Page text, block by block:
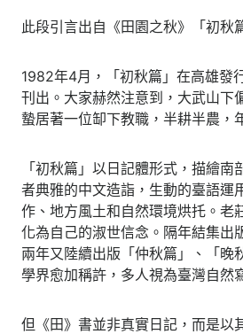
此段引言出自《田園之秋》「初秋
1982年4月，「初秋篇」在高雄發
刊出。大家赫然注意到，大武山下
蟄居著一位缷下教職，半耕半農，
「初秋篇」以日記體形式，描繪
者典雅的中文造詣，生動的臺語運
作、地方風土和自然環境烘托。老
化為自己的淑世信念。隔年結集出
兩年又陸續出版「仲秋篇」、「晚
學界愈加稱許，多人視為臺灣自然
但《田》書並非真實日記，而是以